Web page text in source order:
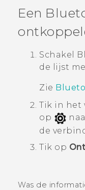
AANBIEDINGEN
HTC Club
SUPPORT
HTC-apparaten
Een
Schakel
de lijst
Zie
Tik in het
op
de
Tik op
Was de